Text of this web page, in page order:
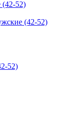
(42-52)
52)